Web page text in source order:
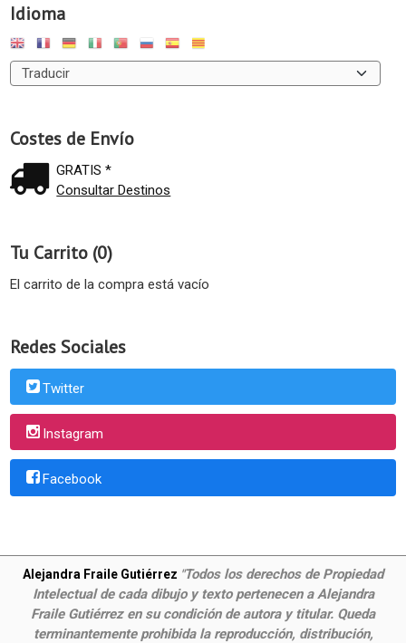
Idioma
Costes de Envío
GRATIS *
Consultar Destinos
Tu Carrito (0)
El carrito de la compra está vacío
Redes Sociales
Twitter
Instagram
Facebook
Alejandra Fraile Gutiérrez "Todos los derechos de Propiedad
Intelectual de cada dibujo y texto pertenecen a Alejandra
Fraile Gutiérrez en su condición de autora y titular. Queda
terminantemente prohibida la reproducción, distribución,